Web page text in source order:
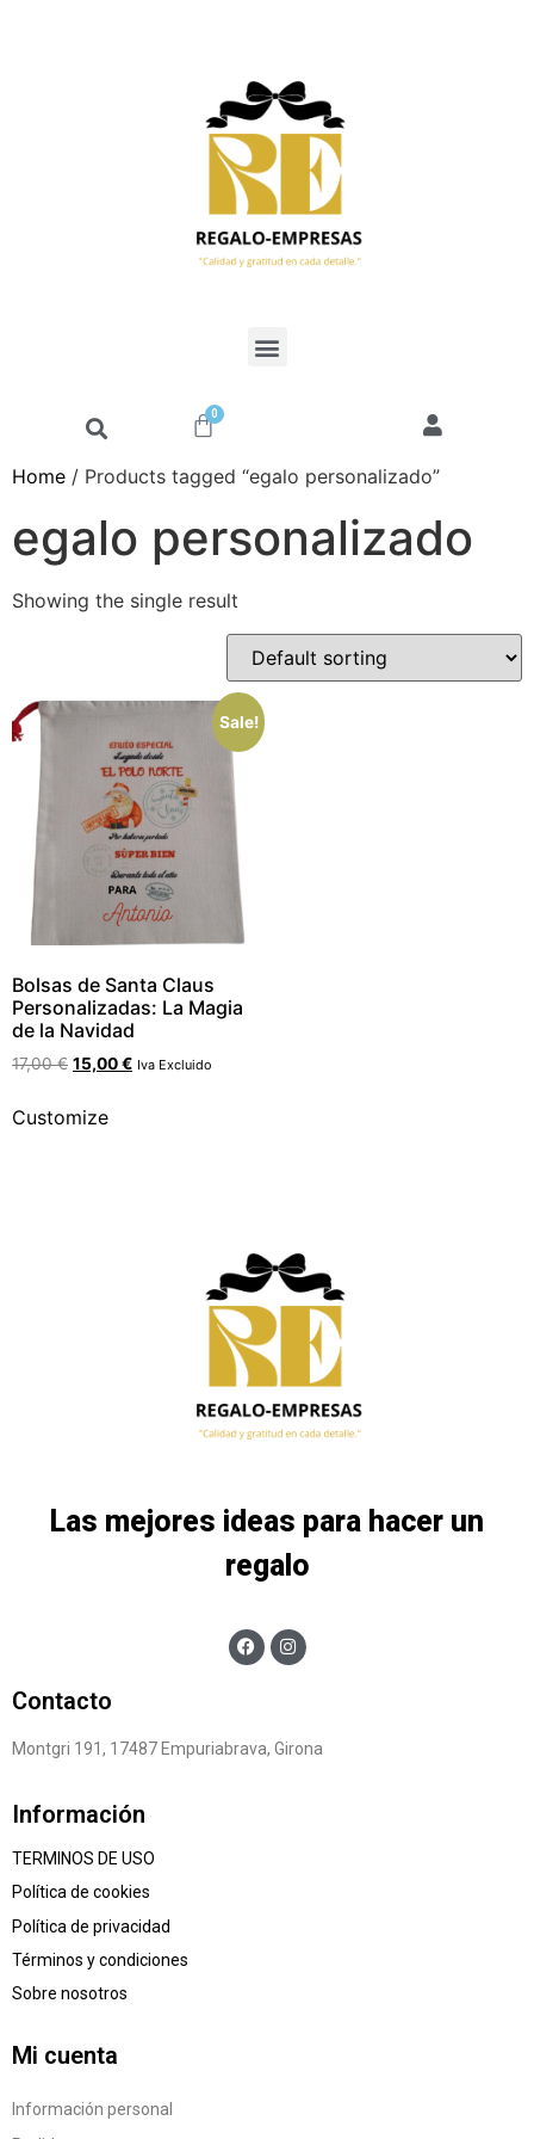
0
Home / Products tagged “egalo personalizado”
egalo personalizado
Showing the single result
Sale!
Bolsas de Santa Claus
Personalizadas: La Magia
de la Navidad
17,00€ 15,00€ Iva Excluido
Customize
Las mejores ideas para hacer un
regalo
Contacto
Montgri 191, 17487 Empuriabrava, Girona
Información
TERMINOS DE USO
Política de cookies
Política de privacidad
Términos y condiciones
Sobre nosotros
Mi cuenta
Información personal